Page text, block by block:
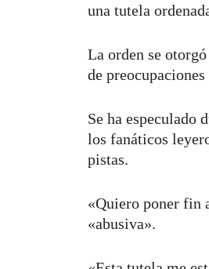
una tutela
La orden se
de
Se ha especulado
los fanáticos
pistas.
«Quiero poner fin
«abusiva».